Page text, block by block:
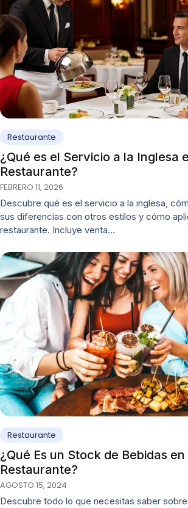
Restaurante
¿Qué es el Servicio a la Inglesa
Restaurante?
FEBRERO 11, 2026
Descubre qué es el servicio a la inglesa,
sus diferencias con otros estilos y cómo
restaurante. Incluye venta…
Restaurante
¿Qué Es un Stock de Bebidas en
Restaurante?
AGOSTO 15, 2024
Descubre todo lo que necesitas saber